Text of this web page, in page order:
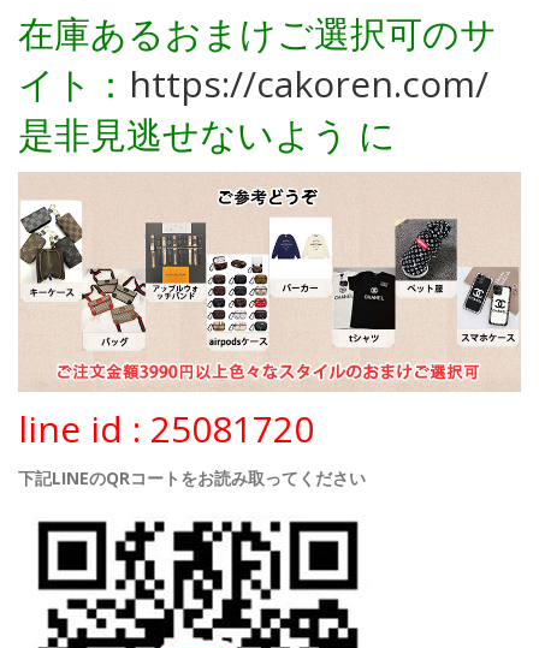
在庫あるおまけご選択可のサ
イト： https://cakoren.com/
是非見逃せないよう に
line id : 25081720
下記LINEのQRコートをお読み取ってください